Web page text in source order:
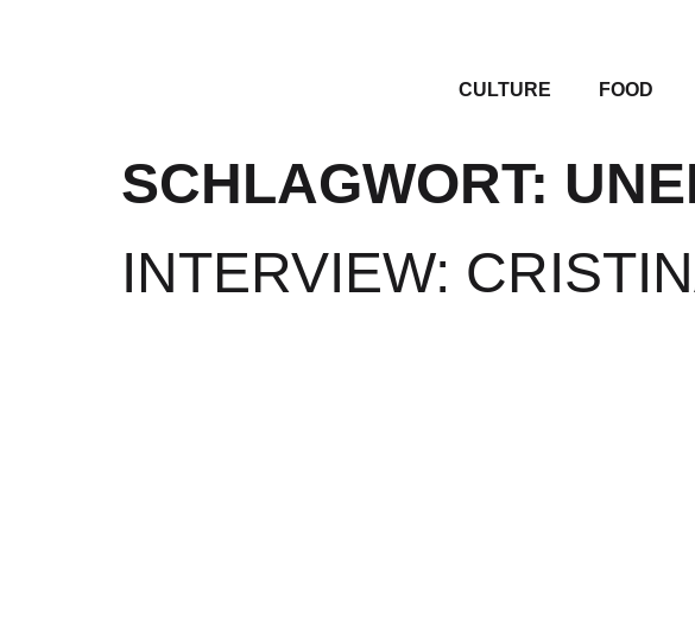
CULTURE FOOD
SCHLAGWORT:
INTERVIEW: